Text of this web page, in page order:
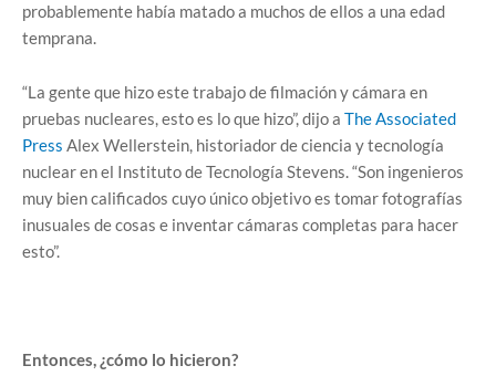
probablemente había matado a muchos de ellos a una edad
temprana.
“La gente que hizo este trabajo de filmación y cámara en
pruebas nucleares, esto es lo que hizo”, dijo a The Associated
Press Alex Wellerstein, historiador de ciencia y tecnología
nuclear en el Instituto de Tecnología Stevens. “Son ingenieros
muy bien calificados cuyo único objetivo es tomar fotografías
inusuales de cosas e inventar cámaras completas para hacer
esto”.
Entonces, ¿cómo lo hicieron?